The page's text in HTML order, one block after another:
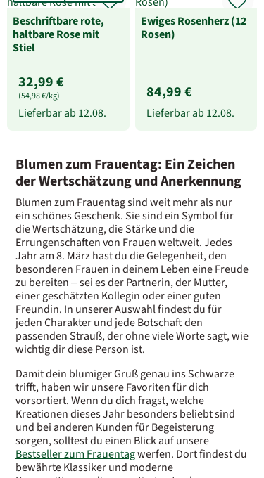
Beschriftbare rote,
haltbare Rose mit
Stiel
32,99 €
(54,98 €/kg)
Lieferbar ab 12.08.
Ewiges Rosenherz (12
Rosen)
84,99 €
Lieferbar ab 12.08.
Blumen zum Frauentag: Ein Zeichen
der Wertschätzung und Anerkennung
Blumen zum Frauentag sind weit mehr als nur
ein schönes Geschenk. Sie sind ein Symbol für
die Wertschätzung, die Stärke und die
Errungenschaften von Frauen weltweit. Jedes
Jahr am 8. März hast du die Gelegenheit, den
besonderen Frauen in deinem Leben eine Freude
zu bereiten – sei es der Partnerin, der Mutter,
einer geschätzten Kollegin oder einer guten
Freundin. In unserer Auswahl findest du für
jeden Charakter und jede Botschaft den
passenden Strauß, der ohne viele Worte sagt, wie
wichtig dir diese Person ist.
Damit dein blumiger Gruß genau ins Schwarze
trifft, haben wir unsere Favoriten für dich
vorsortiert. Wenn du dich fragst, welche
Kreationen dieses Jahr besonders beliebt sind
und bei anderen Kunden für Begeisterung
sorgen, solltest du einen Blick auf unsere
Bestseller zum Frauentagwerfen. Dort findest du
bewährte Klassiker und moderne